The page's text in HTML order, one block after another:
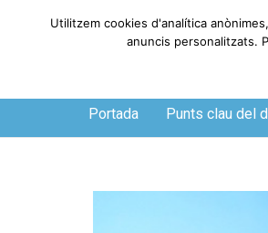
Divendres, 7 de agosto de 2026
Portada Punts clau del
Utilitzem cookies d'analítica
anuncis personalitzats.